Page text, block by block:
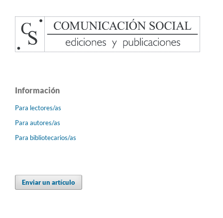
Información
Para lectores/as
Para autores/as
Para bibliotecarios/as
Enviar un artículo